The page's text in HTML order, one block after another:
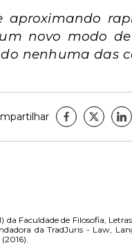
aproximando
novo modo
nenhuma das
Faculdade de Filosofia,
da TradJuris - Law,